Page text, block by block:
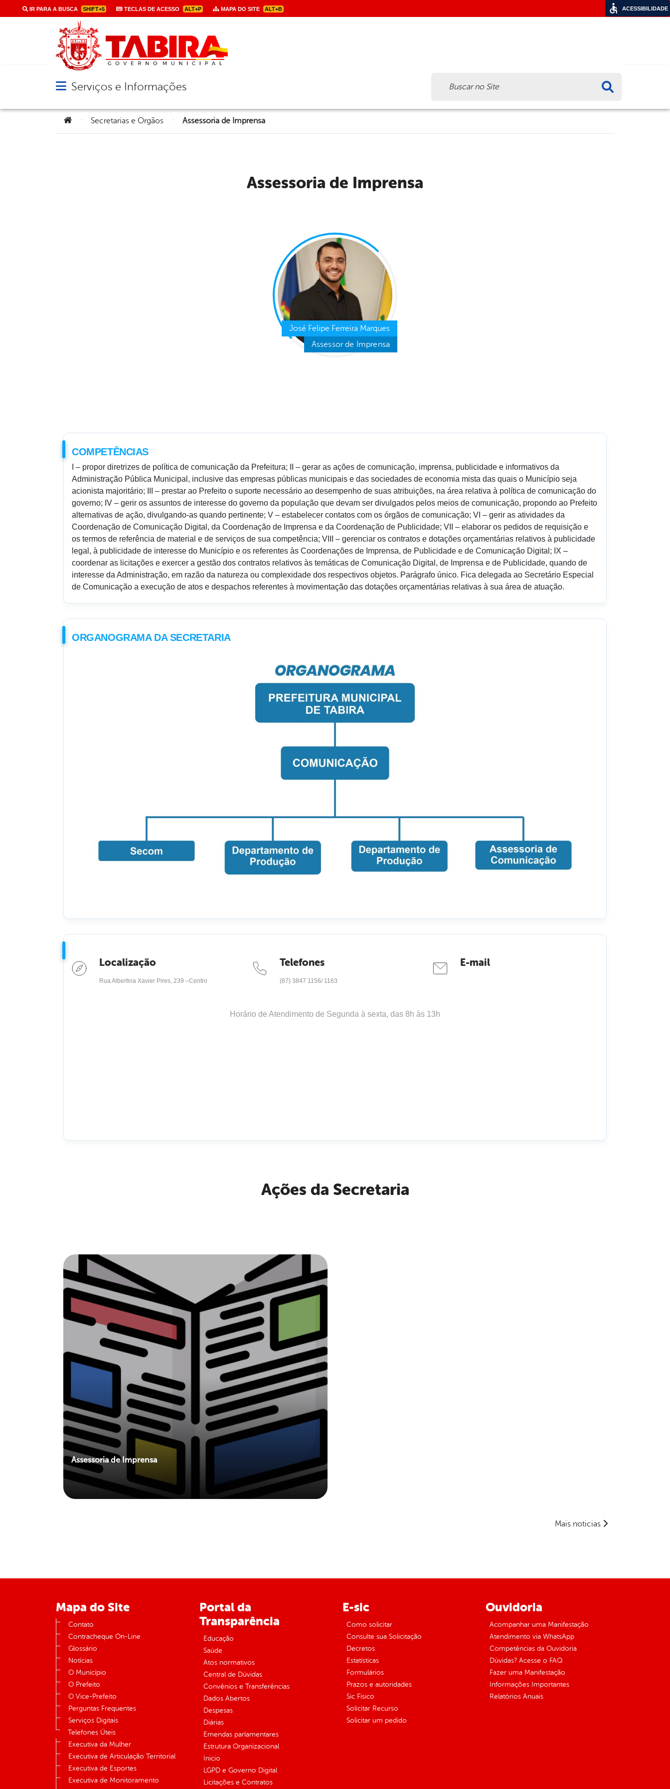
IR PARA A BUSCA SHIFT+5 TECLAS DE ACESSO ALT+P MAPA DO SITE ALT+B
Abrir menu principal de navegação
Serviços e Informações
Você está aqui:Secretarias e Orgãos Assessoria de Imprensa
Assessoria de Imprensa
José Felipe Ferreira Marques
Assessor de Imprensa
COMPETÊNCIAS
I – propor diretrizes de política de comunicação da Prefeitura; II – gerar as ações de comunicação, imprensa, publicidade e informativos da
Administração Pública Municipal, inclusive das empresas públicas municipais e das sociedades de economia mista das quais o Município seja
acionista majoritário; III – prestar ao Prefeito o suporte necessário ao desempenho de suas atribuições, na área relativa à política de comunicação do
governo; IV – gerir os assuntos de interesse do governo da população que devam ser divulgados pelos meios de comunicação, propondo ao Prefeito
alternativas de ação, divulgando-as quando pertinente; V – estabelecer contatos com os órgãos de comunicação; VI – gerir as atividades da
Coordenação de Comunicação Digital, da Coordenação de Imprensa e da Coordenação de Publicidade; VII – elaborar os pedidos de requisição e
os termos de referência de material e de serviços de sua competência; VIII – gerenciar os contratos e dotações orçamentárias relativos à publicidade
legal, à publicidade de interesse do Município e os referentes às Coordenações de Imprensa, de Publicidade e de Comunicação Digital; IX –
coordenar as licitações e exercer a gestão dos contratos relativos às temáticas de Comunicação Digital, de Imprensa e de Publicidade, quando de
interesse da Administração, em razão da natureza ou complexidade dos respectivos objetos. Parágrafo único. Fica delegada ao Secretário Especial
de Comunicação a execução de atos e despachos referentes à movimentação das dotações orçamentárias relativas à sua área de atuação.
ORGANOGRAMA DA SECRETARIA
Localização
Rua Albertina Xavier Pires, 239 –Centro
Telefones
(87) 3847 1156/ 1163
E-mail
Horário de Atendimento de Segunda à sexta, das 8h às 13h
Ações da Secretaria
Assessoria de Imprensa
Mais noticias
Mapa do Site
Contato
Contracheque On-Line
Glossário
Notícias
O Município
O Prefeito
O Vice-Prefeito
Perguntas Frequentes
Serviços Digitais
Telefones Úteis
Executiva da Mulher
Executiva de Articulação Territorial
Executiva de Esportes
Executiva de Monitoramento
Portal da
Transparência
Educação
Saúde
Atos normativos
Central de Dúvidas
Convênios e Transferências
Dados Abertos
Despesas
Diárias
Emendas parlamentares
Estrutura Organizacional
Inicio
LGPD e Governo Digital
Licitações e Contratos
E-sic
Como solicitar
Consulte sua Solicitação
Decretos
Estatísticas
Formulários
Prazos e autoridades
Sic Físico
Solicitar Recurso
Solicitar um pedido
Ouvidoria
Acompanhar uma Manifestação
Atendimento via WhatsApp
Competências da Ouvidoria
Dúvidas? Acesse o FAQ
Fazer uma Manifestação
Informações Importantes
Relatórios Anuais
ACESSIBILIDADE